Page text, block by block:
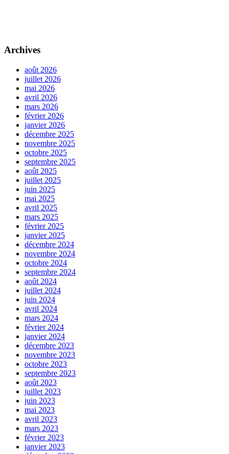
Archives
août 2026
juillet 2026
mai 2026
avril 2026
mars 2026
février 2026
janvier 2026
décembre 2025
novembre 2025
octobre 2025
septembre 2025
août 2025
juillet 2025
juin 2025
mai 2025
avril 2025
mars 2025
février 2025
janvier 2025
décembre 2024
novembre 2024
octobre 2024
septembre 2024
août 2024
juillet 2024
juin 2024
avril 2024
mars 2024
février 2024
janvier 2024
décembre 2023
novembre 2023
octobre 2023
septembre 2023
août 2023
juillet 2023
juin 2023
mai 2023
avril 2023
mars 2023
février 2023
janvier 2023